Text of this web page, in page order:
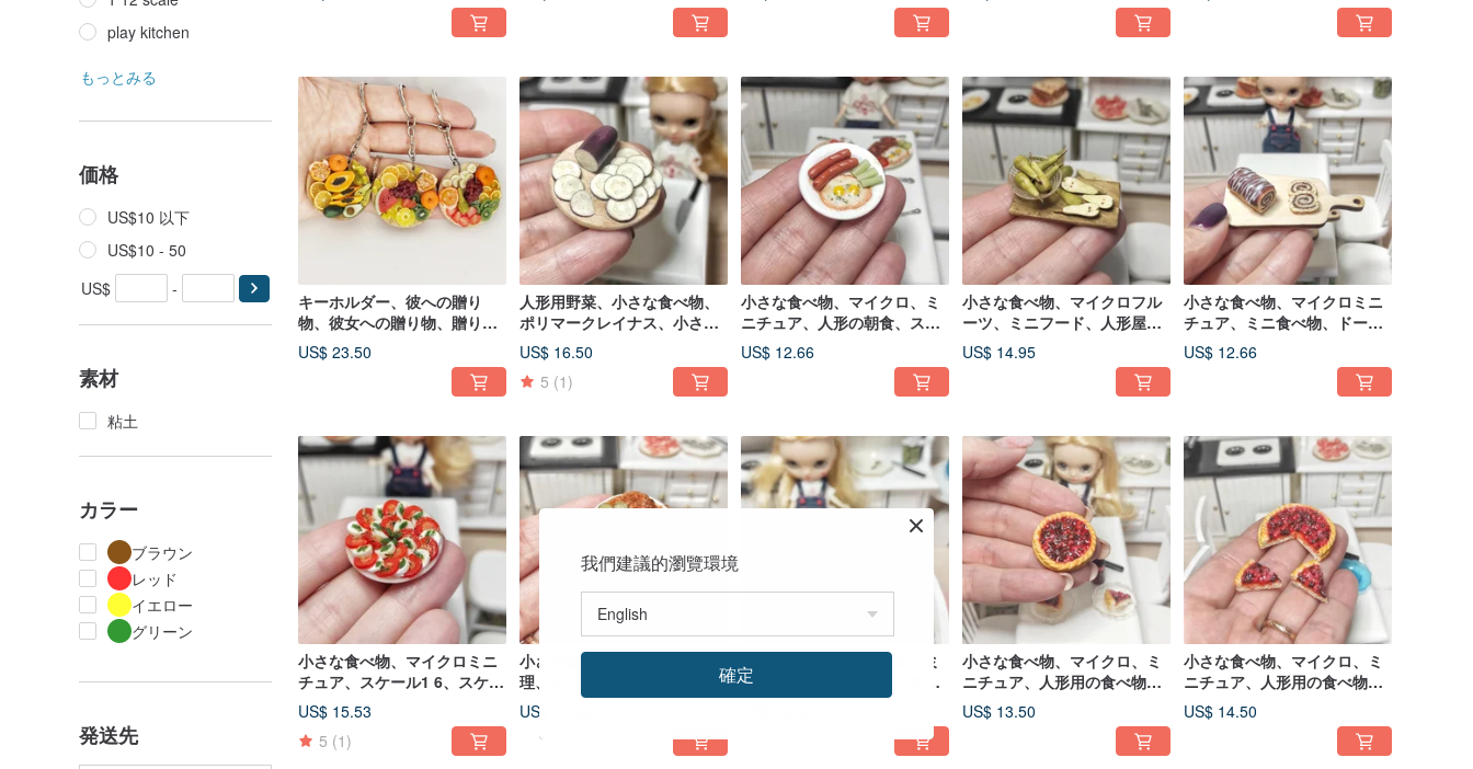
play kitchen
もっとみる
価格
US$10 以下
US$10 - 50
US$
-
素材
粘土
カラー
ブラウン
レッド
イエロー
グリーン
発送先
作りのキーチェーン
チーズの愛
キーホルダー、彼への贈り
物、彼女への贈り物、贈り物
のアイデア、装飾が施された
排他的なキーホルダー
US$ 23.50
人形用野菜、小さな食べ物、
ポリマークレイナス、小さな
野菜
US$ 16.50
5 (1)
小さな食べ物、マイクロ、ミ
ニチュア、人形の朝食、スク
ランブルエッグ、ソーセージ
US$ 12.66
小さな食べ物、マイクロフル
ーツ、ミニフード、人形屋用
の洋ナシ、人形用の果物
US$ 14.95
小さな食べ物、マイクロミニ
チュア、ミニ食べ物、ドール
ハウスデザート、チョコレー
トと一緒に巻く
US$ 12.66
小さな食べ物、マイクロミニ
チュア、スケール1 6、スケー
ル1 12、人形用サラダ、ミニ
フード
US$ 15.53
5 (1)
小さな食べ物、バービー料
理、ミニチュア、人形の朝
食、スクランブルエッグ
US$ 13.50
小さな食べ物、マイクロ、ミ
ニチュア、人形の朝食、スケ
ール1 12、スクランブルエッ
小さな食べ物、マイクロ、ミ
ニチュア、人形用の食べ物、
スケール1 12、人形用のデザ
ート
US$ 13.50
小さな食べ物、マイクロ、ミ
ニチュア、人形用の食べ物、
スケール1 6、人形用のデザー
ト
US$ 14.50
我們建議的瀏覽環境
確定